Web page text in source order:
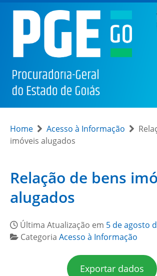
Home Acesso à Informação
imóveis alugados
Relação de bens
alugados
Última Atualização em 5 de agosto
Categoria Acesso à Informação
Exportar dados